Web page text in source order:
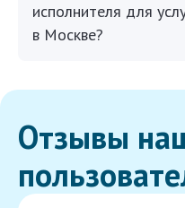
исполнителя для
в Москве?
Отзывы